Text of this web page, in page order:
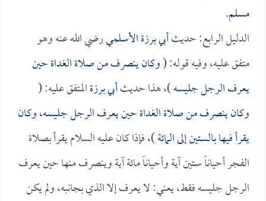
مسلم.
الدليل الرابع: حديثأبي برزة الأسلميرضي الله عنه وهو
متفق عليه، وفيه قوله: (وكان ينصرف من صلاة الغداة حين
يعرف الرجل جليسه)، هذا حديثأبي برزةالمتفق عليه: (
وكان ينصرف من صلاة الغداة حين يعرف الرجل جليسه، وكان
يقرأ فيها بالستين إلى المائة)، فإذا كان عليه السلام يقرأ بصلاة
الفجر أحياناً ستين آية وأحياناً مائة آية وينصرف منها حين يعرف
الرجل جليسه فقط، يعني: لا يعرف إلا الذي بجانبه، ولم يكن